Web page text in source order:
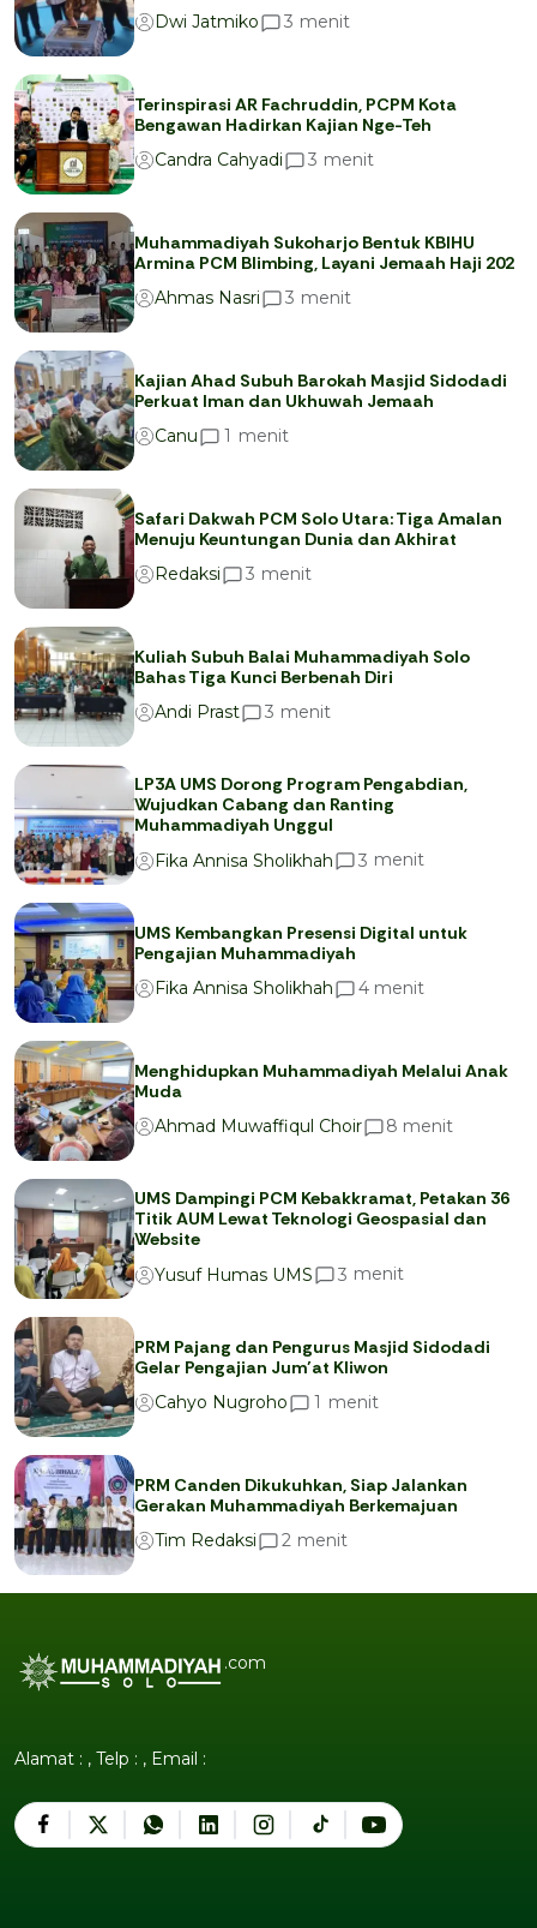
Dwi Jatmiko
3 menit
Terinspirasi AR Fachruddin, PCPM Kota
Bengawan Hadirkan Kajian Nge-Teh
Candra Cahyadi
3 menit
Muhammadiyah Sukoharjo Bentuk KBIHU
Armina PCM Blimbing, Layani Jemaah Haji 202
Ahmas Nasri
3 menit
Kajian Ahad Subuh Barokah Masjid Sidodadi
Perkuat Iman dan Ukhuwah Jemaah
Canu
1 menit
Safari Dakwah PCM Solo Utara: Tiga Amalan
Menuju Keuntungan Dunia dan Akhirat
Redaksi
3 menit
Kuliah Subuh Balai Muhammadiyah Solo
Bahas Tiga Kunci Berbenah Diri
Andi Prast
3 menit
LP3A UMS Dorong Program Pengabdian,
Wujudkan Cabang dan Ranting
Muhammadiyah Unggul
Fika Annisa Sholikhah
3 menit
UMS Kembangkan Presensi Digital untuk
Pengajian Muhammadiyah
Fika Annisa Sholikhah
4 menit
Menghidupkan Muhammadiyah Melalui Anak
Muda
Ahmad Muwaffiqul Choir
8 menit
UMS Dampingi PCM Kebakkramat, Petakan 36
Titik AUM Lewat Teknologi Geospasial dan
Website
Yusuf Humas UMS
3 menit
PRM Pajang dan Pengurus Masjid Sidodadi
Gelar Pengajian Jum’at Kliwon
Cahyo Nugroho
1 menit
PRM Canden Dikukuhkan, Siap Jalankan
Gerakan Muhammadiyah Berkemajuan
Tim Redaksi
2 menit
.com
Alamat : , Telp : , Email :